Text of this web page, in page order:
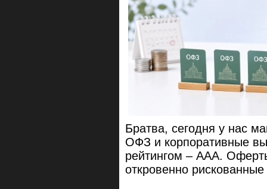
Братва, сегодня у нас
ОФЗ и корпоративные
рейтингом – ААА.
откровенно